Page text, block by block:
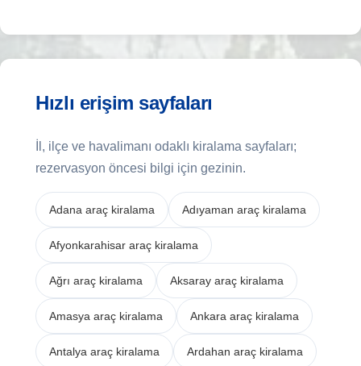
Hızlı erişim sayfaları
İl, ilçe ve havalimanı odaklı kiralama sayfaları;
rezervasyon öncesi bilgi için gezinin.
Adana araç kiralama Adıyaman araç kiralama
Afyonkarahisar araç kiralama
Ağrı araç kiralama Aksaray araç kiralama
Amasya araç kiralama Ankara araç kiralama
Antalya araç kiralama Ardahan araç kiralama